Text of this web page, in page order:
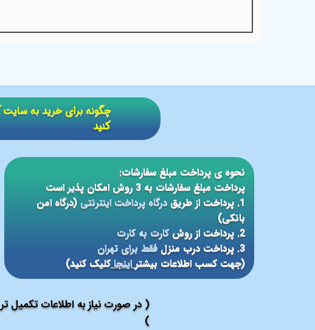
( در صورت نیاز به اطلاعات تکمیل تر
)
نحوه ی پرداخت مبلغ سفارشات:
پرداخت مبلغ سفارشات به 3 روش امکان پذیر است
1. پرداخت از طریق
درگاه پرداخت اینترنتی(درگاه امن
بانکی)
2. پرداخت از روش
کارت به کارت
3. پرداخت درب منزل
فقط برای تهران
(جهت کسب اطلاعات بیشتر اینجا کلیک کنید)
​​چگونه برای خرید به
کنید